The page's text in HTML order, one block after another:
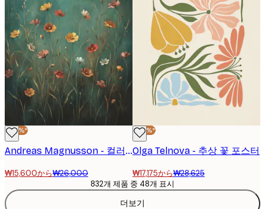
-40%*
Andreas Magnusson - 컬러풀 야생화 포스터
₩15,600から₩26,000
-40%*
Olga Telnova - 추상 꽃 포스터
₩17,175から₩28,625
더보기
832개 제품 중 48개 표시